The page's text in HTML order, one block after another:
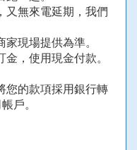
又無來電延期，我們
現場提供為準。
，使用現金付款。
您的款項採用銀行轉
戶。